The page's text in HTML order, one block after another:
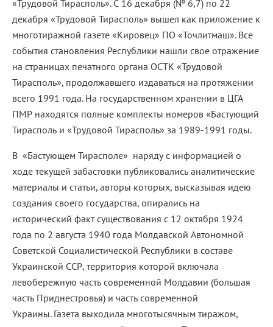
«Трудовой Тирасполь». С 16 декабря (№ 6,7) по 22
декабря «Трудовой Тирасполь» вышел как приложение к
многотиражной газете «Кировец» ПО «Точлитмаш». Все
события становления Республики нашли свое отражение
на страницах печатного органа ОСТК «Трудовой
Тирасполь», продолжавшего издаваться на протяжении
всего 1991 года. На государственном хранении в ЦГА
ПМР находятся полные комплекты номеров «Бастующий
Тирасполь и «Трудовой Тирасполь» за 1989-1991 годы.
В «Бастующем Тирасполе» наряду с информацией о
ходе текущей забастовки публиковались аналитические
материалы и статьи, авторы которых, высказывая идею
создания своего государства, опирались на
исторический факт существования с 12 октября 1924
года по 2 августа 1940 года Молдавской Автономной
Советской Социалистической Республики в составе
Украинской ССР, территория которой включала
левобережную часть современной Молдавии (большая
часть Приднестровья) и часть современной
Украины. Газета выходила многотысячным тиражом,